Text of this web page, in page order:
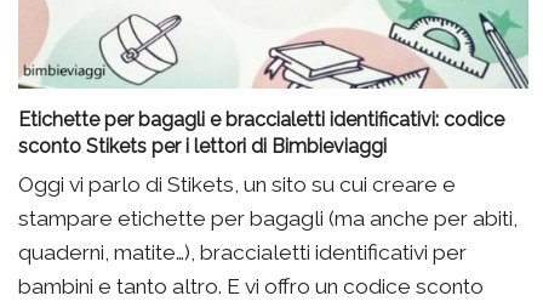
Etichette per bagagli e braccialetti identificativi: codice
sconto Stikets per i lettori di Bimbieviaggi
Oggi vi parlo di Stikets, un sito su cui creare e
stampare etichette per bagagli (ma anche per abiti,
quaderni, matite…), braccialetti identificativi per
bambini e tanto altro. E vi offro un codice sconto